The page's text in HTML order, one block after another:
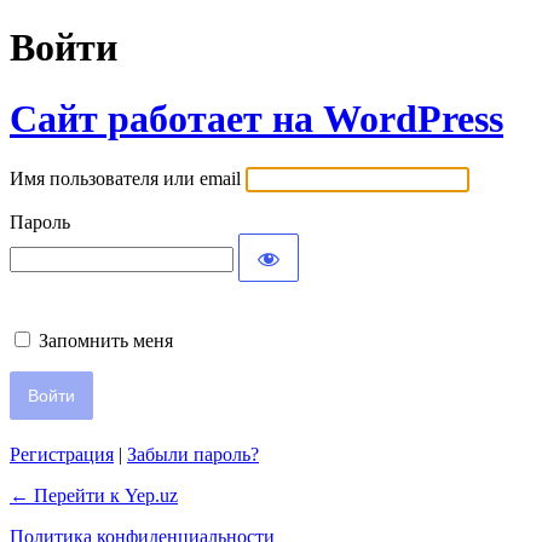
Войти
Сайт работает на WordPress
Имя пользователя или email
Пароль
Запомнить меня
Регистрация | Забыли пароль?
← Перейти к Yep.uz
Политика конфиденциальности